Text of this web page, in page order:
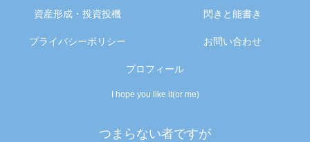
I hope you like it(or me)
つまらない者ですが
資産形成・投資投機 閃きと能書き
プライバシーポリシー お問い合わせ
プロフィール